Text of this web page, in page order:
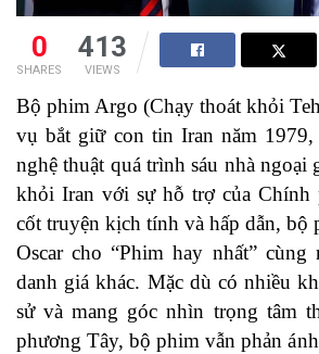
0
SHARES
413
VIEWS
Bộ phim Argo (Chạy thoát khỏi
vụ bắt giữ con tin Iran năm 1979,
nghệ thuật quá trình sáu nhà
khỏi Iran với sự hỗ trợ của Chính
cốt truyện kịch tính và hấp dẫn, bộ
Oscar cho “Phim hay nhất” cùng
danh giá khác. Mặc dù có nhiều
sử và mang góc nhìn trọng tâm
phương Tây, bộ phim vẫn phản